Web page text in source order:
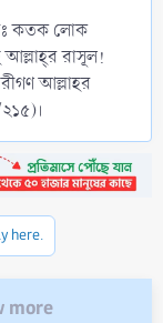
কতক লোক
আল্লাহ্‌র রাসূল!
আল্লাহর
here.
more